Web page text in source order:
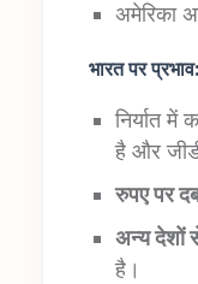
अमेरिका
भारत परप्रभाव:
निर्यात
है और
रुपए पर
अन्य देशों
है।